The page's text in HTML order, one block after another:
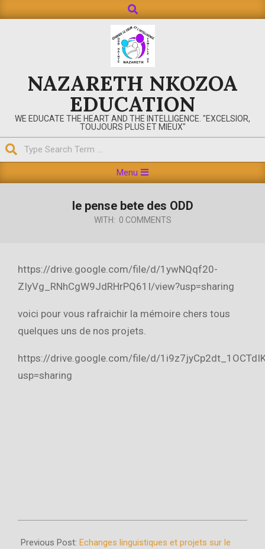
to
Search
NAZARETH NKOZOA
EDUCATION
WE EDUCATE THE HEART AND THE INTELLIGENCE. "EXCELSIOR,
TOUJOURS PLUS ET MIEUX"
Navigation
Menu
le pense bete des ODD
WITH: 0 COMMENTS
https://drive.google.com/file/d/1ywNQqf20-
ZIyVg_RNhCgW9JdRHrPQ61I/view?usp=sharing
voici pour vous rafraichir la mémoire chers tous
quelques uns de nos projets.
https://drive.google.com/file/d/
usp=sharing
01-
Previous Post: Echanges linguistiques et projets sur le